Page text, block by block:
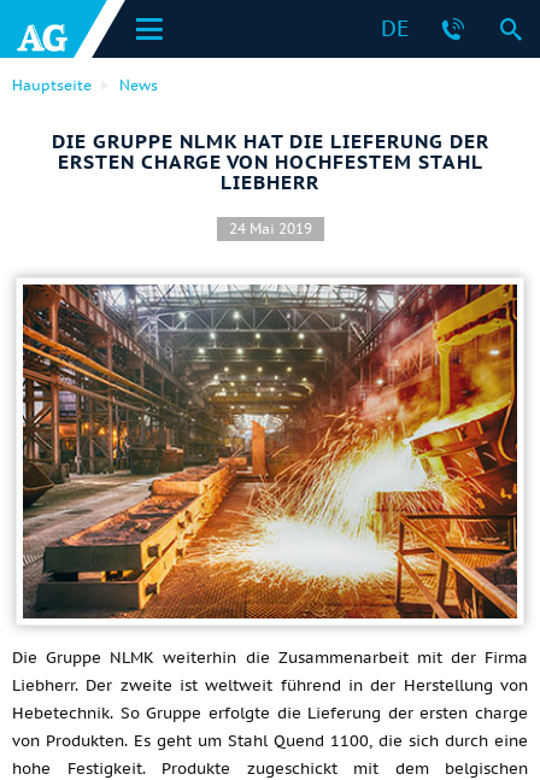
DE
Hauptseite News
DIE GRUPPE NLMK HAT DIE LIEFERUNG DER
ERSTEN CHARGE VON HOCHFESTEM STAHL
LIEBHERR
24 Mai 2019
Die Gruppe NLMK weiterhin die Zusammenarbeit mit der Firma
Liebherr. Der zweite ist weltweit führend in der Herstellung von
Hebetechnik. So Gruppe erfolgte die Lieferung der ersten charge
von Produkten. Es geht um Stahl Quend 1100, die sich durch eine
hohe Festigkeit. Produkte zugeschickt mit dem belgischen